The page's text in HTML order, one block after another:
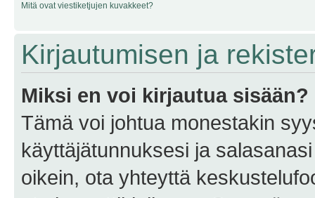
Mitä ovat viestiketjujen kuvakkeet?
Kirjautumisen ja
Miksi en voi kirjautua sisään?
Tämä voi johtua monestakin
käyttäjätunnuksesi ja
oikein, ota yhteyttä